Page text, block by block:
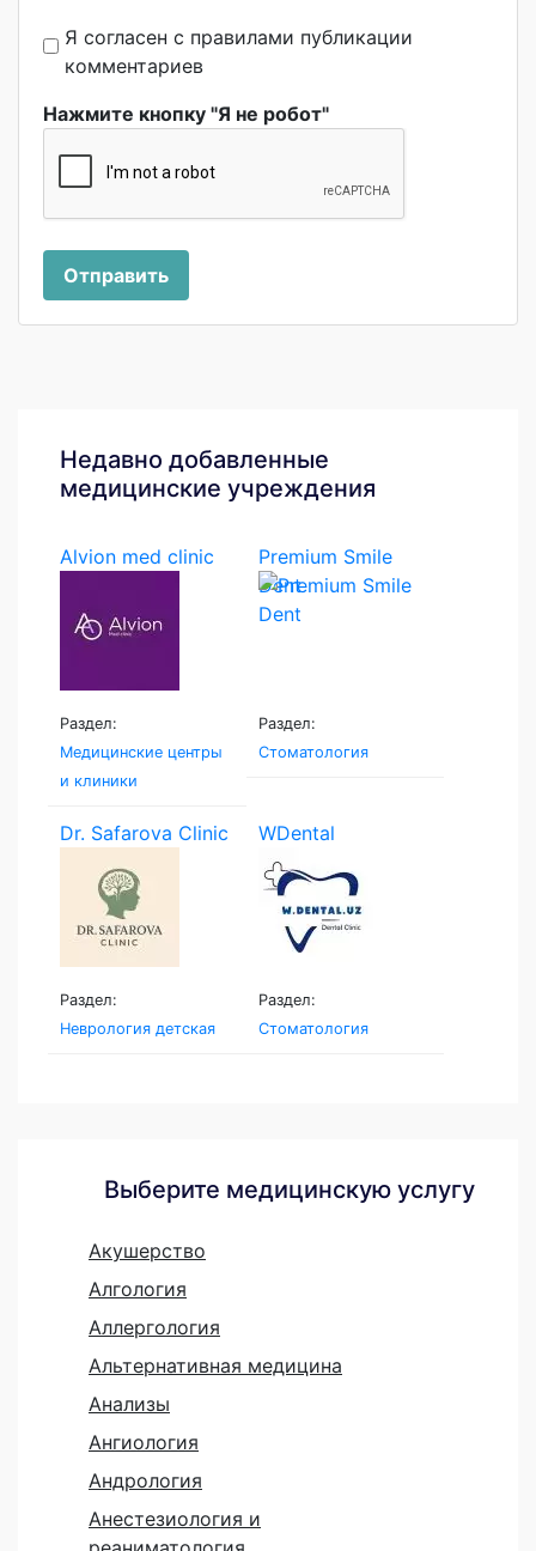
Я согласен с правилами публикации
комментариев
Нажмите кнопку "Я не робот"
Отправить
Недавно добавленные
медицинские учреждения
Alvion med clinic
Раздел:
Медицинские центры
и клиники
Premium Smile
Dent
Раздел:
Стоматология
Dr. Safarova Clinic
Раздел:
Неврология детская
WDental
Раздел:
Стоматология
Выберите медицинскую услугу
Акушерство
Алгология
Аллергология
Альтернативная медицина
Анализы
Ангиология
Андрология
Анестезиология и